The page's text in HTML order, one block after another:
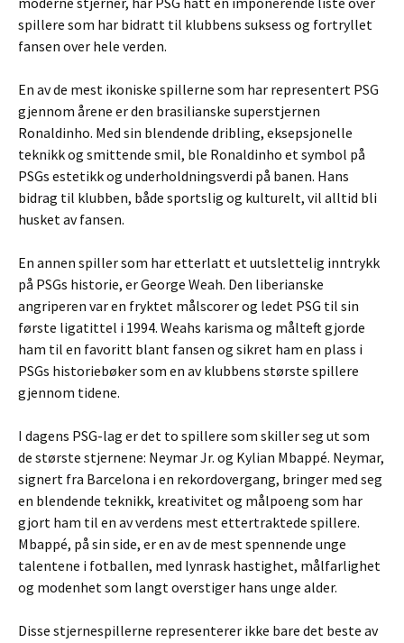
spillere som har bidratt til klubbens suksess og fortryllet
fansen over hele verden.
En av de mest ikoniske spillerne som har representert PSG
gjennom årene er den brasilianske superstjernen
Ronaldinho. Med sin blendende dribling, eksepsjonelle
teknikk og smittende smil, ble Ronaldinho et symbol på
PSGs estetikk og underholdningsverdi på banen. Hans
bidrag til klubben, både sportslig og kulturelt, vil alltid bli
husket av fansen.
En annen spiller som har etterlatt et uutslettelig inntrykk
på PSGs historie, er George Weah. Den liberianske
angriperen var en fryktet målscorer og ledet PSG til sin
første ligatittel i 1994. Weahs karisma og målteft gjorde
ham til en favoritt blant fansen og sikret ham en plass i
PSGs historiebøker som en av klubbens største spillere
gjennom tidene.
I dagens PSG-lag er det to spillere som skiller seg ut som
de største stjernene: Neymar Jr. og Kylian Mbappé. Neymar,
signert fra Barcelona i en rekordovergang, bringer med seg
en blendende teknikk, kreativitet og målpoeng som har
gjort ham til en av verdens mest ettertraktede spillere.
Mbappé, på sin side, er en av de mest spennende unge
talentene i fotballen, med lynrask hastighet, målfarlighet
og modenhet som langt overstiger hans unge alder.
Disse stjernespillerne representerer ikke bare det beste av